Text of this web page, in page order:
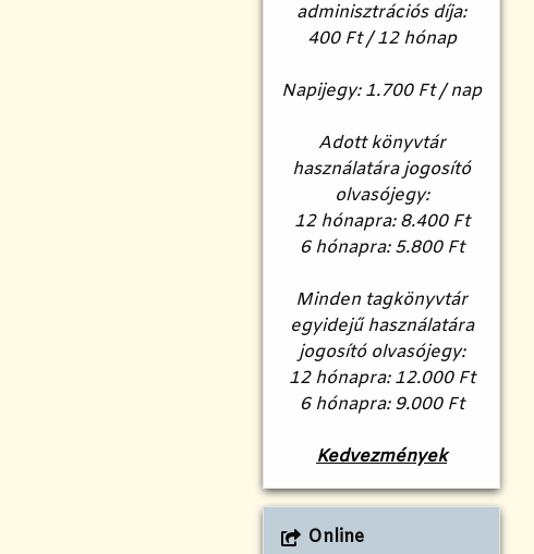
adminisztrációs díja:
400 Ft / 12 hónap
Napijegy: 1.700 Ft / nap
Adott könyvtár
használatára jogosító
olvasójegy:
12 hónapra: 8.400 Ft
6 hónapra: 5.800 Ft
Minden tagkönyvtár
egyidejű használatára
jogosító olvasójegy:
12 hónapra: 12.000 Ft
6 hónapra: 9.000 Ft
Kedvezmények
Online